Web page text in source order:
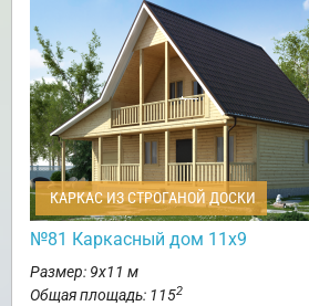
КАРКАС ИЗ СТРОГАНОЙ ДОСКИ
№81 Каркасный дом 11х9
Размер: 9х11 м
Общая площадь: 1152